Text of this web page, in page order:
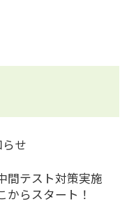
せ
間テスト対策実施
スタート！